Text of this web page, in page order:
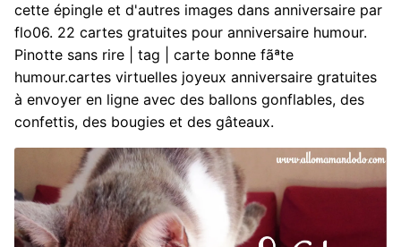
cette épingle et d'autres images dans anniversaire par
flo06. 22 cartes gratuites pour anniversaire humour.
Pinotte sans rire | tag | carte bonne fãªte
humour.cartes virtuelles joyeux anniversaire gratuites
à envoyer en ligne avec des ballons gonflables, des
confettis, des bougies et des gâteaux.